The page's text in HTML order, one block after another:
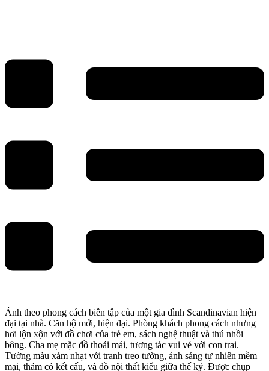
Ảnh theo phong cách biên tập của một gia đình Scandinavian hiện
đại tại nhà. Căn hộ mới, hiện đại. Phòng khách phong cách nhưng
hơi lộn xộn với đồ chơi của trẻ em, sách nghệ thuật và thú nhồi
bông. Cha mẹ mặc đồ thoải mái, tương tác vui vẻ với con trai.
Tường màu xám nhạt với tranh treo tường, ánh sáng tự nhiên mềm
mại, thảm có kết cấu, và đồ nội thất kiểu giữa thế kỷ. Được chụp